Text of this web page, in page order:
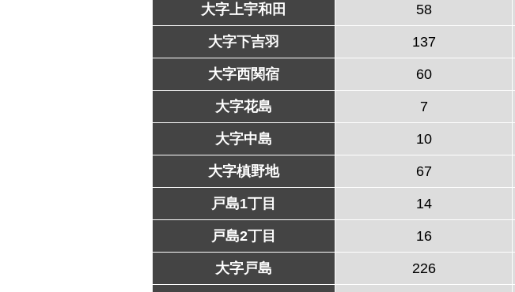
大字上宇和田 58
大字下吉羽 137
大字西関宿 60
大字花島 7
大字中島 10
大字槙野地 67
戸島1丁目 14
戸島2丁目 16
大字戸島 226